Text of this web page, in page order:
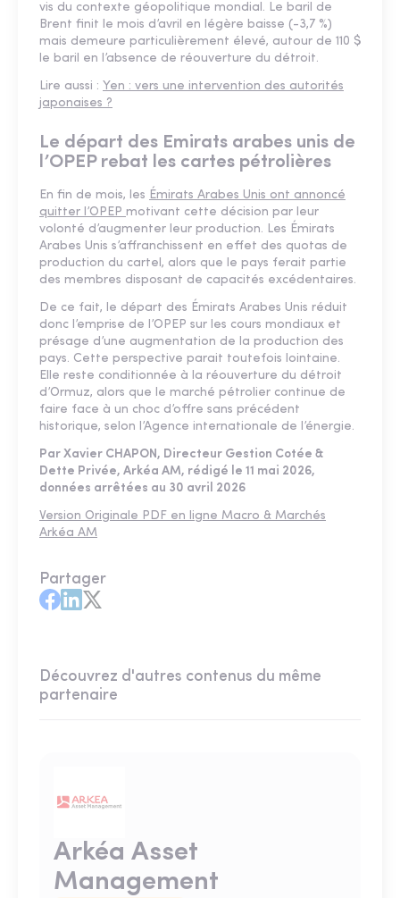
vis du contexte géopolitique mondial. Le baril de
Brent finit le mois d’avril en légère baisse (-3,7 %)
mais demeure particulièrement élevé, autour de 110 $
le baril en l’absence de réouverture du détroit.
Lire aussi : Yen : vers une intervention des autorités
japonaises ?
Le départ des Emirats arabes unis de
l’OPEP rebat les cartes pétrolières
En fin de mois, les Émirats Arabes Unis ont annoncé
quitter l’OPEP motivant cette décision par leur
volonté d’augmenter leur production. Les Émirats
Arabes Unis s’affranchissent en effet des quotas de
production du cartel, alors que le pays ferait partie
des membres disposant de capacités excédentaires.
De ce fait, le départ des Émirats Arabes Unis réduit
donc l’emprise de l’OPEP sur les cours mondiaux et
présage d’une augmentation de la production des
pays. Cette perspective parait toutefois lointaine.
Elle reste conditionnée à la réouverture du détroit
d’Ormuz, alors que le marché pétrolier continue de
faire face à un choc d’offre sans précédent
historique, selon l’Agence internationale de l’énergie.
Par Xavier CHAPON, Directeur Gestion Cotée &
Dette Privée, Arkéa AM, rédigé le 11 mai 2026,
données arrêtées au 30 avril 2026
Version Originale PDF en ligne Macro & Marchés
Arkéa AM
Partager
Découvrez d'autres contenus du même
partenaire
Arkéa Asset
Management